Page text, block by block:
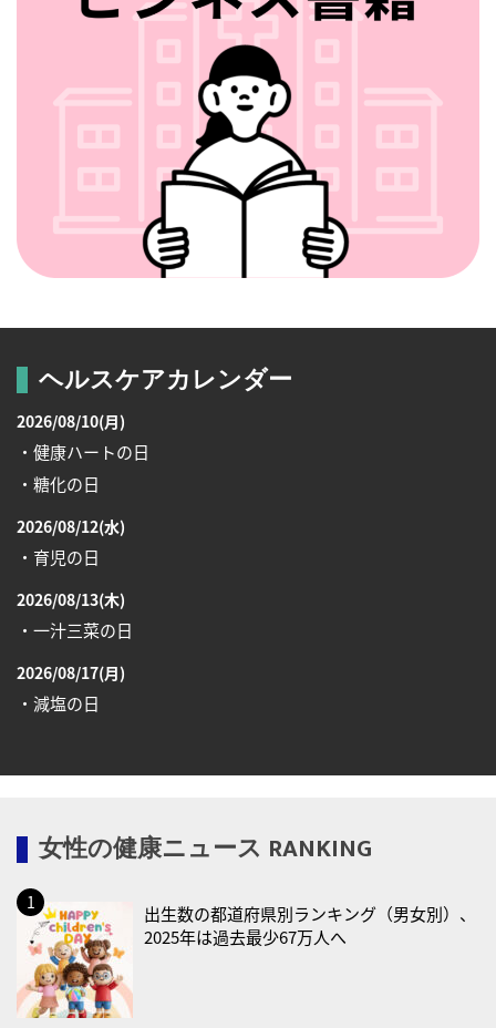
ヘルスケアカレンダー
2026/08/10(月)
・健康ハートの日
・糖化の日
2026/08/12(水)
・育児の日
2026/08/13(木)
・一汁三菜の日
2026/08/17(月)
・減塩の日
・防犯の日
・世界人道デー
2026/08/21(金)
・治療アプリの日
・献血の日
女性の健康ニュース RANKING
出生数の都道府県別ランキング（男女別）、
2025年は過去最少67万人へ